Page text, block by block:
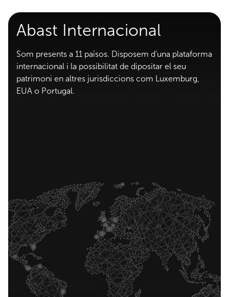
Abast Internacional
Som presents a 11 països. Disposem d’una plataforma
internacional i la possibilitat de dipositar el seu
patrimoni en altres jurisdiccions com Luxemburg,
EUA o Portugal.